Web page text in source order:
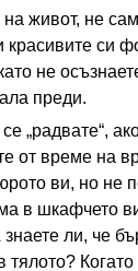
живот, не
красивите си
не
преди.
„радвате“,
от време на
ви, но не
в шкафчето
ли, че